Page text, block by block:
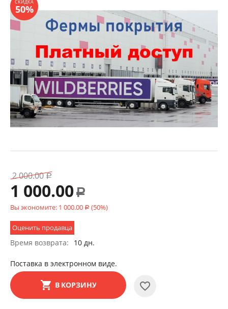
2 000.00 Р
1 000.00 Р
Вы экономите: 1 000.00 Р (50%)
Оценить продавца
Время возврата: 10 дн.
Поставка в электронном виде.
В КОРЗИНУ